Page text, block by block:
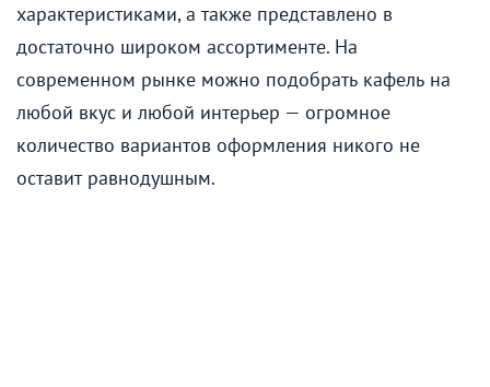
характеристиками, а также представлено в
достаточно широком ассортименте. На
современном рынке можно подобрать кафель на
любой вкус и любой интерьер — огромное
количество вариантов оформления никого не
оставит равнодушным.